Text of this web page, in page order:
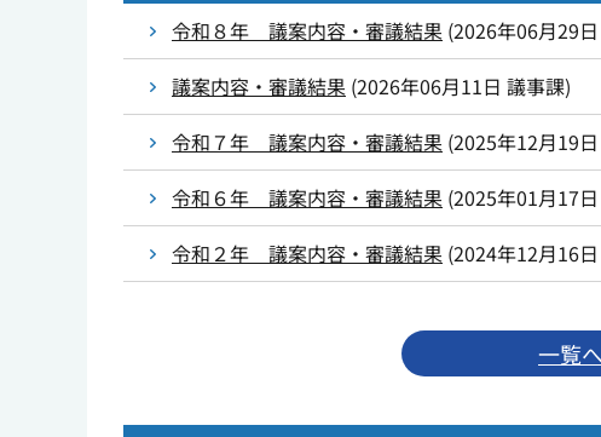
令和８年 議案内容・審議結果 (2026年06月29日
議案内容・審議結果 (2026年06月11日 議事課)
令和７年 議案内容・審議結果 (2025年12月19日
令和６年 議案内容・審議結果 (2025年01月17日
令和２年 議案内容・審議結果 (2024年12月16日
一覧へ